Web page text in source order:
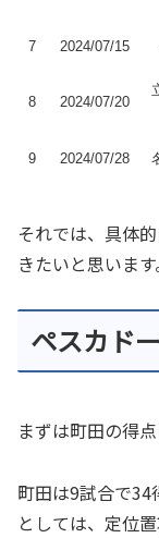
7 2024/07/15
8 2024/07/20
9 2024/07/28
それでは、具体
きたいと思います
ペスカド
まずは町田の得点
町田は9試合で34
としては、定位